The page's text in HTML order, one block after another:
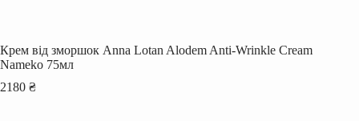
Крем від зморшок Anna Lotan Alodem Anti-Wrinkle Cream
Nameko 75мл
2180 ₴